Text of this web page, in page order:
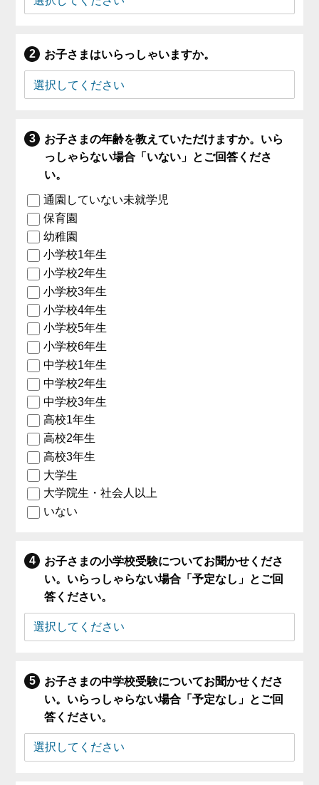
お子さまはいらっしゃいますか。
お子さまの年齢を教えていただけますか。いら
っしゃらない場合「いない」とご回答くださ
い。
通園していない未就学児
保育園
幼稚園
小学校1年生
小学校2年生
小学校3年生
小学校4年生
小学校5年生
小学校6年生
中学校1年生
中学校2年生
中学校3年生
高校1年生
高校2年生
高校3年生
大学生
大学院生・社会人以上
いない
お子さまの小学校受験についてお聞かせくださ
い。いらっしゃらない場合「予定なし」とご回
答ください。
お子さまの中学校受験についてお聞かせくださ
い。いらっしゃらない場合「予定なし」とご回
答ください。